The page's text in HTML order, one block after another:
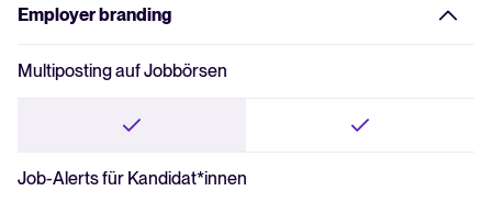
Employer branding
Multiposting auf Jobbörsen
Job-Alerts für Kandidat*innen